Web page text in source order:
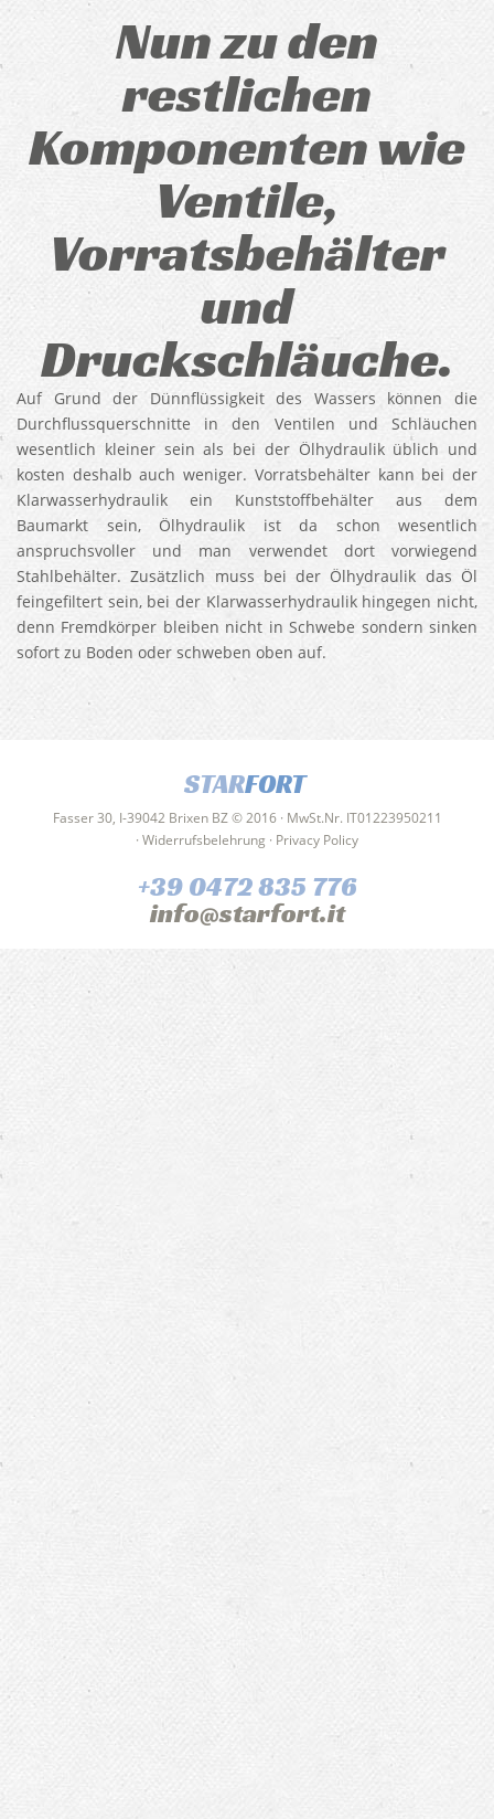
Nun zu den
restlichen
Komponenten wie
Ventile,
Vorratsbehälter
und
Druckschläuche.
Auf Grund der Dünnflüssigkeit des Wassers können die
Durchflussquerschnitte in den Ventilen und Schläuchen
wesentlich kleiner sein als bei der Ölhydraulik üblich und
kosten deshalb auch weniger. Vorratsbehälter kann bei der
Klarwasserhydraulik ein Kunststoffbehälter aus dem
Baumarkt sein, Ölhydraulik ist da schon wesentlich
anspruchsvoller und man verwendet dort vorwiegend
Stahlbehälter. Zusätzlich muss bei der Ölhydraulik das Öl
feingefiltert sein, bei der Klarwasserhydraulik hingegen nicht,
denn Fremdkörper bleiben nicht in Schwebe sondern sinken
sofort zu Boden oder schweben oben auf.
STARFORT
Fasser 30, I-39042 Brixen BZ © 2016 · MwSt.Nr. IT01223950211
· Widerrufsbelehrung · Privacy Policy
+39 0472 835 776
info@starfort.it